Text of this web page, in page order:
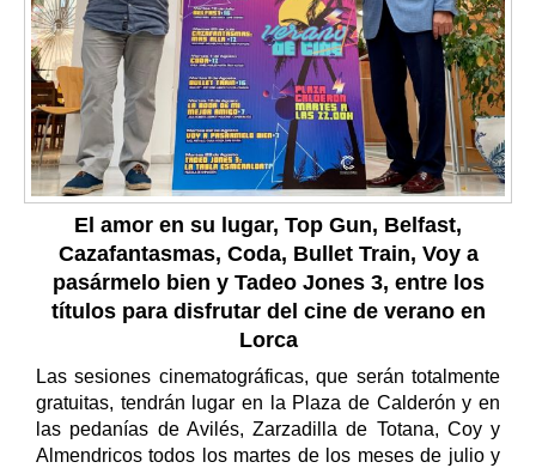
El amor en su lugar, Top Gun, Belfast,
Cazafantasmas, Coda, Bullet Train, Voy a
pasármelo bien y Tadeo Jones 3, entre los
títulos para disfrutar del cine de verano en
Lorca
Las sesiones cinematográficas, que serán totalmente
gratuitas, tendrán lugar en la Plaza de Calderón y en
las pedanías de Avilés, Zarzadilla de Totana, Coy y
Almendricos todos los martes de los meses de julio y